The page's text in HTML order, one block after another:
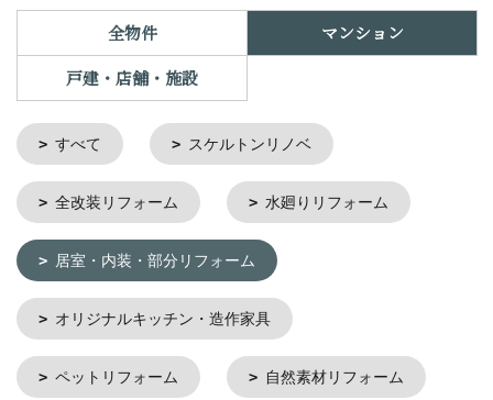
全物件
マンション
戸建・店舗・施設
すべて スケルトンリノベ
全改装リフォーム 水廻りリフォーム
居室・内装・部分リフォーム
オリジナルキッチン・造作家具
ペットリフォーム 自然素材リフォーム